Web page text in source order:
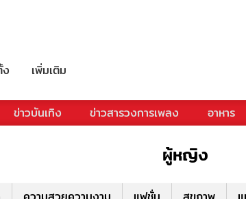
เพิ่มเติม
ข่าวบันเทิง ข่าวสารวงการเพลง อาหาร
ผู้หญิง